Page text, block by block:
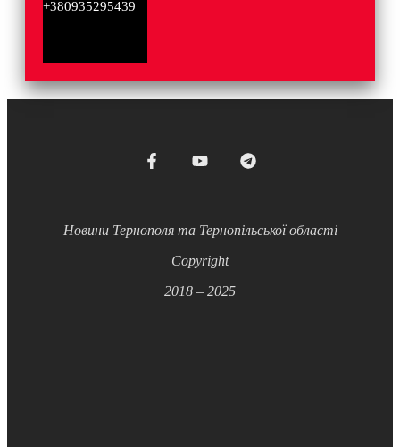
+380935295439
Новини Тернополя та Тернопільської області
Copyright
2018 – 2025